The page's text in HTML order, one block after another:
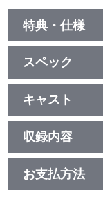
特典・仕様
初回生産分限定
ユニットメンバー全
封入特典
アイドルマスター ポ
PASSION
他、仕様
スペック
品番：LACM-24788
ジャンル：ゲーム音楽
シングル
／17分
キャスト
C.FIRST
収録内容
お支払方法